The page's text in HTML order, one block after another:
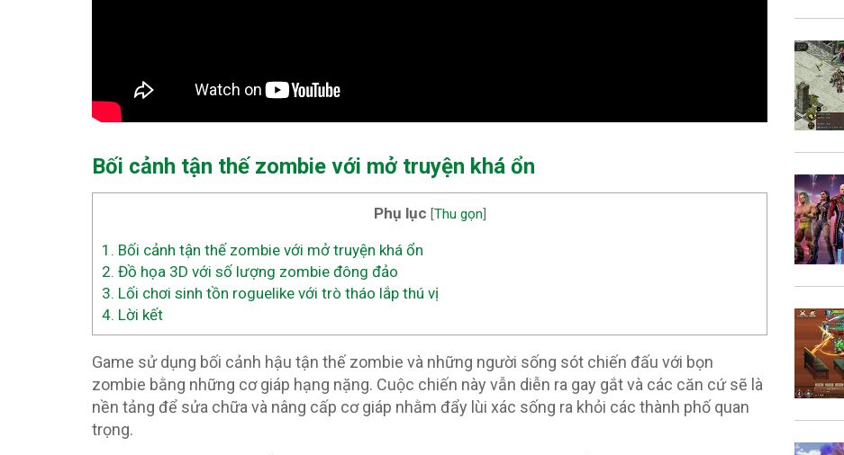
Bối cảnh tận thế zombie với mở truyện khá ổn
Phụ lục [Thu gọn]
1. Bối cảnh tận thế zombie với mở truyện khá ổn
2. Đồ họa 3D với số lượng zombie đông đảo
3. Lối chơi sinh tồn roguelike với trò tháo lắp thú vị
4. Lời kết
Game sử dụng bối cảnh hậu tận thế zombie và những người sống sót chiến đấu với bọn
zombie bằng những cơ giáp hạng nặng. Cuộc chiến này vẫn diễn ra gay gắt và các căn cứ sẽ là
nền tảng để sửa chữa và nâng cấp cơ giáp nhằm đẩy lùi xác sống ra khỏi các thành phố quan
trọng.